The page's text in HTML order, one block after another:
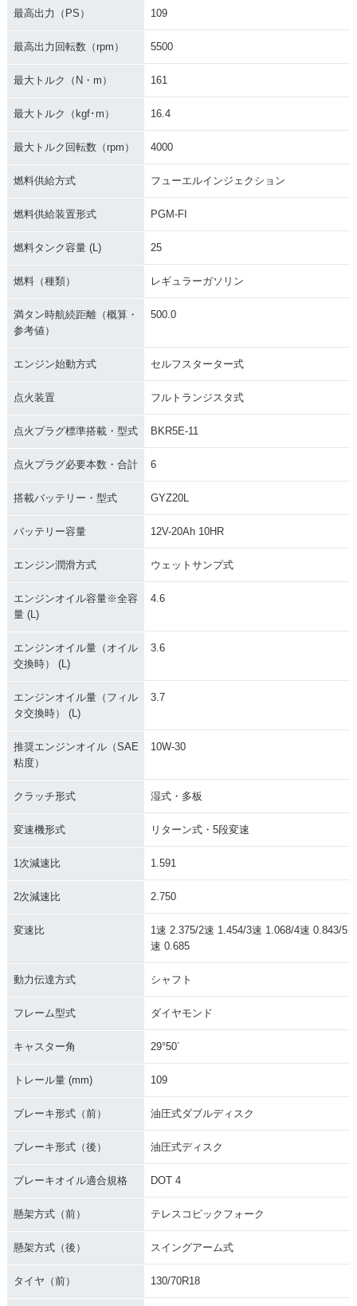
2014年 GOLDWING
SE AIRBAG NAVI・
2014年 GOLDWING
SE・特別・限定仕様
2014年 GOLDWIN
2013年 GOLDWING
ラーチェンジ
AIRBAG NAVI・カ
ラーチェンジ
G・カラーチェンジ
G・マイナーチェン
ジ
AIRBAG NAVI・マ
イナーチェンジ
2008年 GOLDWING
AIRBAG NAVI・新
登場
2008年 GOLDWIN
G・カラーチェンジ
2007年 GOLDWIN
G・カラーチェンジ
2006年 GOLDWIN
G・マイナーチェン
US PACKAGE・新
G・カラーチェンジ
G・カラーチェンジ
G・フルモデルチェ
1999年 GOLD WIN
ンジ
1998年 GOLD WIN
最高出力（PS） 109
最高出力回転数（rpm） 5500
最大トルク（N・m） 161
最大トルク（kgf･m） 16.4
最大トルク回転数（rpm） 4000
燃料供給方式 フューエルインジェクション
燃料供給装置形式 PGM-FI
燃料タンク容量 (L) 25
燃料（種類） レギュラーガソリン
満タン時航続距離（概算・
参考値）
500.0
エンジン始動方式 セルフスターター式
点火装置 フルトランジスタ式
点火プラグ標準搭載・型式 BKR5E-11
点火プラグ必要本数・合計 6
搭載バッテリー・型式 GYZ20L
バッテリー容量 12V-20Ah 10HR
エンジン潤滑方式 ウェットサンプ式
エンジンオイル容量※全容
量 (L)
4.6
エンジンオイル量（オイル
交換時） (L)
3.6
エンジンオイル量（フィル
タ交換時） (L)
3.7
推奨エンジンオイル（SAE
粘度）
10W-30
クラッチ形式 湿式・多板
変速機形式 リターン式・5段変速
1次減速比 1.591
2次減速比 2.750
変速比
1速 2.375/2速 1.454/3速 1.068/4速 0.843/5
速 0.685
動力伝達方式 シャフト
フレーム型式 ダイヤモンド
キャスター角 29°50´
トレール量 (mm) 109
ブレーキ形式（前） 油圧式ダブルディスク
ブレーキ形式（後） 油圧式ディスク
ブレーキオイル適合規格 DOT 4
懸架方式（前） テレスコピックフォーク
懸架方式（後） スイングアーム式
タイヤ（前） 130/70R18